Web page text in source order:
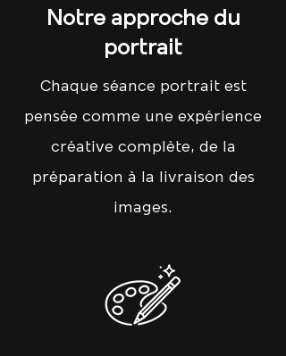
Notre approche du
portrait
Chaque séance portrait est
pensée comme une expérience
créative complète, de la
préparation à la livraison des
images.